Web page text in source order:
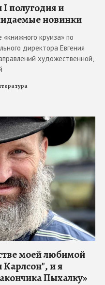
I полугодия и
новинки
круиза» по
директора Евгения
художественной,
моей любимой
и я
Пыхалку»